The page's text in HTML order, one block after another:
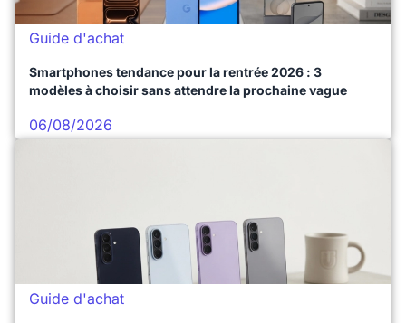
Guide d'achat
Smartphones tendance pour la rentrée 2026 : 3
modèles à choisir sans attendre la prochaine vague
06/08/2026
Guide d'achat